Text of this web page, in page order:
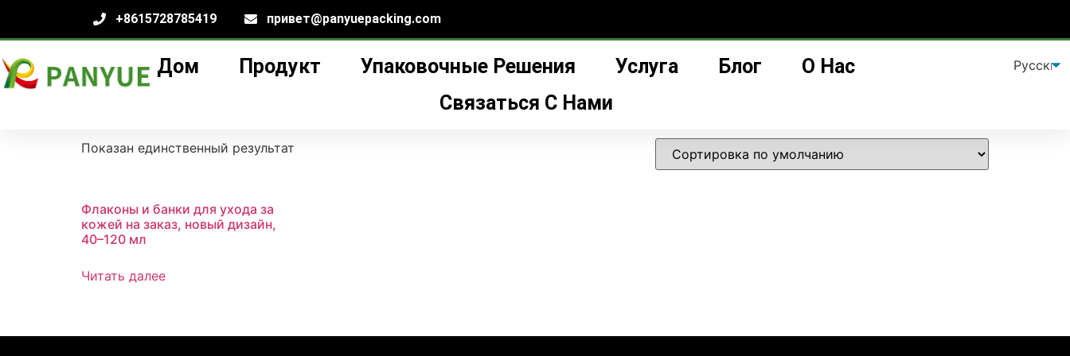
+8615728785419 привет@panyuepacking.com
Дом Продукт Упаковочные Решения Услуга Блог
О Нас
Связаться С Нами
Дом /продукт / Товары с меткой «индивидуальные флаконы для ухода за кожей”
индивидуальные флаконы для ухода за кожей
Показан единственный результат
Флаконы и банки для ухода за
кожей на заказ, новый дизайн,
40–120 мл
Читать далее